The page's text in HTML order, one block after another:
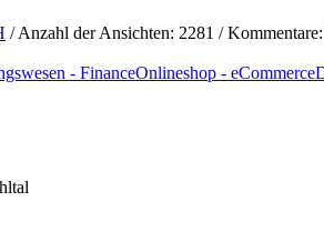
/ Anzahl der Ansichten: 2281 / Kommentare:
- FinanceOnlineshop - eCommerce